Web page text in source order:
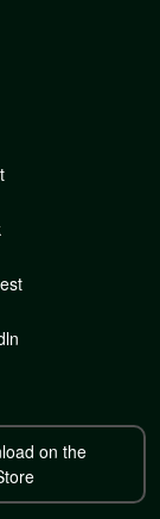
on the